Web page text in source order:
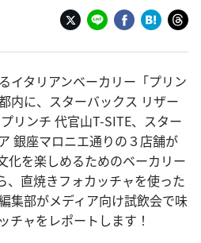
イタリアンベーカリー「プリン
に、スターバックス リザー
リンチ 代官山T-SITE、スター
銀座マロニエ通りの３店舗が
化を楽しめるためのベーカリー
、直焼きフォカッチャを使った
部がメディア向け試飲会で味
チャをレポートします！